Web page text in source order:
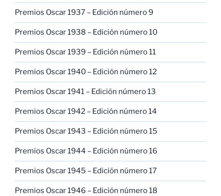
Premios Oscar 1937 – Edición número 9
Premios Oscar 1938 – Edición número 10
Premios Oscar 1939 – Edición número 11
Premios Oscar 1940 – Edición número 12
Premios Oscar 1941 – Edición número 13
Premios Oscar 1942 – Edición número 14
Premios Oscar 1943 – Edición número 15
Premios Oscar 1944 – Edición número 16
Premios Oscar 1945 – Edición número 17
Premios Oscar 1946 – Edición número 18